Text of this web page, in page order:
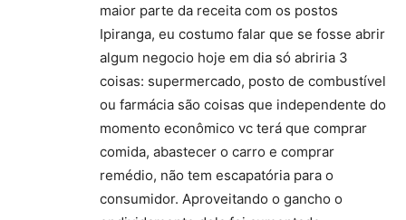
maior parte da receita com os postos
Ipiranga, eu costumo falar que se fosse abrir
algum negocio hoje em dia só abriria 3
coisas: supermercado, posto de combustível
ou farmácia são coisas que independente do
momento econômico vc terá que comprar
comida, abastecer o carro e comprar
remédio, não tem escapatória para o
consumidor. Aproveitando o gancho o